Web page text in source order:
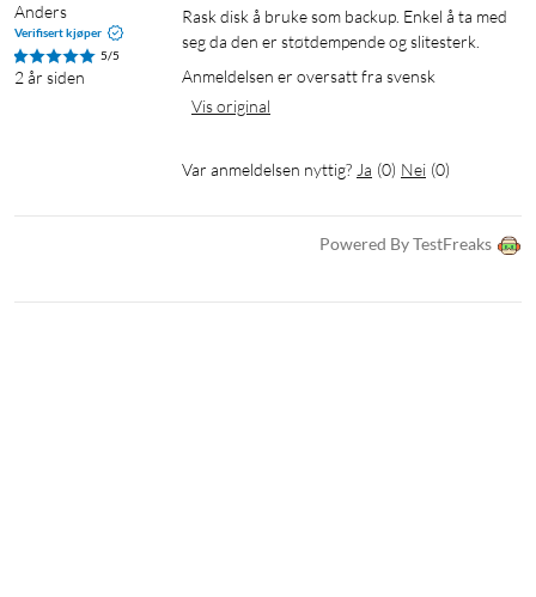
Anders
Verifisert kjøper
5/5
2 år siden
Rask disk å bruke som backup. Enkel å ta med
seg da den er støtdempende og slitesterk.
Anmeldelsen er oversatt fra svensk
Vis original
Var anmeldelsen nyttig? Ja (0) Nei (0)
Powered By TestFreaks